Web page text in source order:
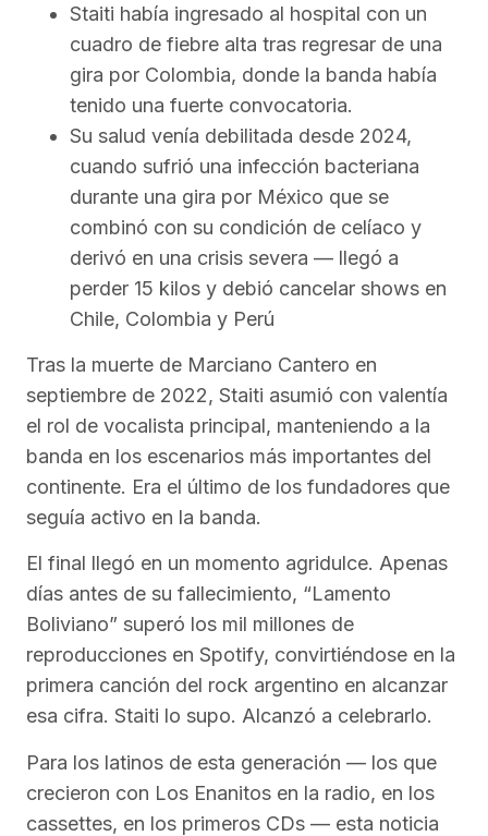
Staiti había ingresado al hospital con un
cuadro de fiebre alta tras regresar de una
gira por Colombia, donde la banda había
tenido una fuerte convocatoria.
Su salud venía debilitada desde 2024,
cuando sufrió una infección bacteriana
durante una gira por México que se
combinó con su condición de celíaco y
derivó en una crisis severa — llegó a
perder 15 kilos y debió cancelar shows en
Chile, Colombia y Perú
Tras la muerte de Marciano Cantero en
septiembre de 2022, Staiti asumió con valentía
el rol de vocalista principal, manteniendo a la
banda en los escenarios más importantes del
continente. Era el último de los fundadores que
seguía activo en la banda.
El final llegó en un momento agridulce. Apenas
días antes de su fallecimiento, “Lamento
Boliviano” superó los mil millones de
reproducciones en Spotify, convirtiéndose en la
primera canción del rock argentino en alcanzar
esa cifra. Staiti lo supo. Alcanzó a celebrarlo.
Para los latinos de esta generación — los que
crecieron con Los Enanitos en la radio, en los
cassettes, en los primeros CDs — esta noticia